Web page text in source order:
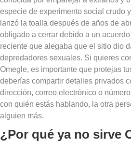
especie de experimento social crudo
lanzó la toalla después de años de
obligado a cerrar debido a un
reciente que alegaba que el sitio dio
depredadores sexuales. Si quieres
Omegle, es importante que protejas
deberías compartir detalles privados
dirección, correo electrónico o
con quién estás hablando, la otra
alguien más.
¿Por qué ya no sirve